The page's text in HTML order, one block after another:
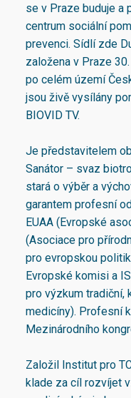
se v Praze buduje a
centrum sociální
prevenci. Sídlí zde
založena v Praze
po celém území
jsou živě vysílány
BIOVID TV.
Je představitelem
Sanátor – svaz
stará o výběr a
garantem profesní
EUAA (Evropské
(Asociace pro
pro evropskou
Evropské komisi a
pro výzkum tradiční,
medicíny). Profesní
Mezinárodního
Založil Institut pro
klade za cíl rozvíjet